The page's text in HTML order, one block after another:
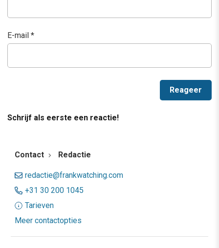
E-mail *
Schrijf als eerste een reactie!
Contact Redactie
redactie@frankwatching.com
+31 30 200 1045
Tarieven
Meer contactopties